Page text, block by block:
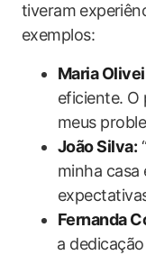
tiveram⁢
exemplos:
Maria
eficiente. O
meus
João Silva:
minha casa
Fernanda
⁤a